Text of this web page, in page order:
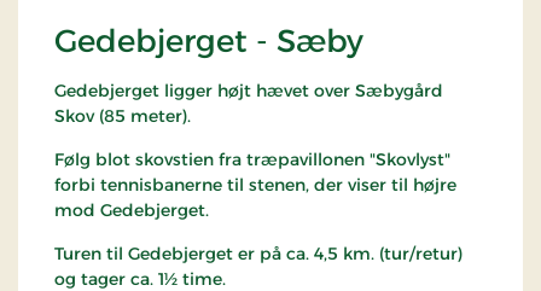
Gedebjerget - Sæby
Gedebjerget ligger højt hævet over Sæbygård
Skov (85 meter).
Følg blot skovstien fra træpavillonen "Skovlyst"
forbi tennisbanerne til stenen, der viser til højre
mod Gedebjerget.
Turen til Gedebjerget er på ca. 4,5 km. (tur/retur)
og tager ca. 1½ time.